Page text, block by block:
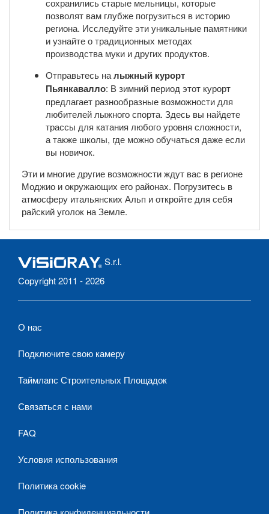
сохранились старые мельницы, которые
позволят вам глубже погрузиться в историю
региона. Исследуйте эти уникальные памятники
и узнайте о традиционных методах
производства муки и других продуктов.
Отправьтесь налыжный курорт
Пьянкавалло: В зимний период этот курорт
предлагает разнообразные возможности для
любителей лыжного спорта. Здесь вы найдете
трассы для катания любого уровня сложности,
а также школы, где можно обучаться даже если
вы новичок.
Эти и многие другие возможности ждут вас в регионе
Моджио и окружающих его районах. Погрузитесь в
атмосферу итальянских Альп и откройте для себя
райский уголок на Земле.
S.r.l.
Copyright 2011 - 2026
О нас
Подключите свою камеру
Таймлапс Строительных Площадок
Связаться с нами
FAQ
Условия использования
Политика cookie